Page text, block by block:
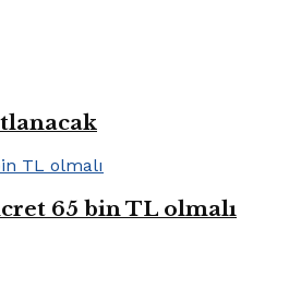
65 bin TL olmalı